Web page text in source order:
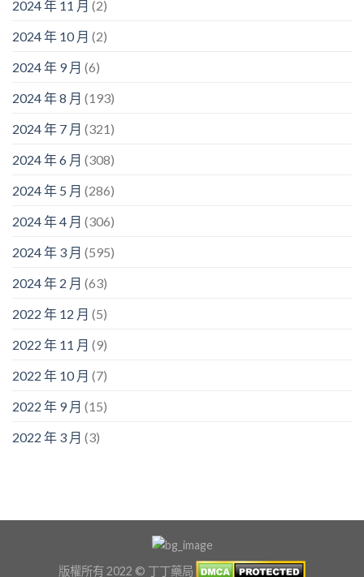
2024 年 11 月 (2)
2024 年 10 月 (2)
2024 年 9 月 (6)
2024 年 8 月 (193)
2024 年 7 月 (321)
2024 年 6 月 (308)
2024 年 5 月 (286)
2024 年 4 月 (306)
2024 年 3 月 (595)
2024 年 2 月 (63)
2022 年 12 月 (5)
2022 年 11 月 (9)
2022 年 10 月 (7)
2022 年 9 月 (15)
2022 年 3 月 (3)
版權所有 2022 © 丁丁藥局